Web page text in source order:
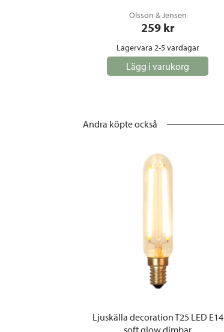
Olsson & Jensen
259 kr
Lagervara 2-5 vardagar
Lägg i varukorg
Andra köpte också
Ljuskälla decoration T25 LED E14
soft glow dimbar